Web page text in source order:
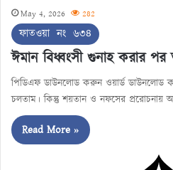
May 4, 2026 282
ফাতওয়া নং ৬৩৪
ঈমান বিধ্বংসী গুনাহ করার
পিডিএফ ডাউনলোড করুন ওয়ার্ড ডাউনলোড
Read More »